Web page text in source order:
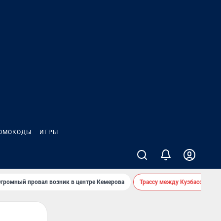
ИГРЫ
провал возник в центре Кемерова Трассу между Кузбассом и